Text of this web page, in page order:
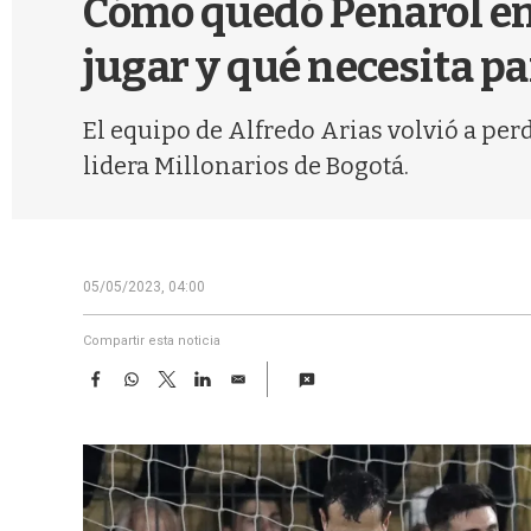
Cómo quedó Peñarol
jugar y qué necesita
El equipo de Alfredo Arias volvió a
lidera Millonarios de Bogotá.
05/05/2023, 04:00
Compartir esta noticia
F
e
b
o
o
W
t
s
A
p
T
w
t
t
e
r
L
k
e
d
I
E
i
l